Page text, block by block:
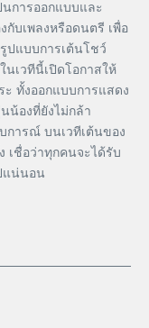
การออกแบบและ
กับเพลงหรือดนตรี เพื่อ
ปแบบการเต้นโชว์
นเวทีนี้เปิดโอกาสให้
ะ ทั้งออกแบบการแสดง
น้องที่ยังไม่กล้า
การณ์ บนเวทีเต้นของ
เชื่อว่าทุกคนจะได้รับ
แน่นอน